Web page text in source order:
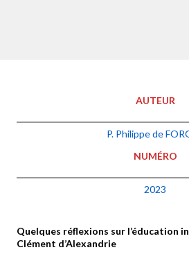
AUTEUR
P. Philippe de
NUMÉRO
2023
Quelques réflexions sur l’éducation
Clément d’Alexandrie